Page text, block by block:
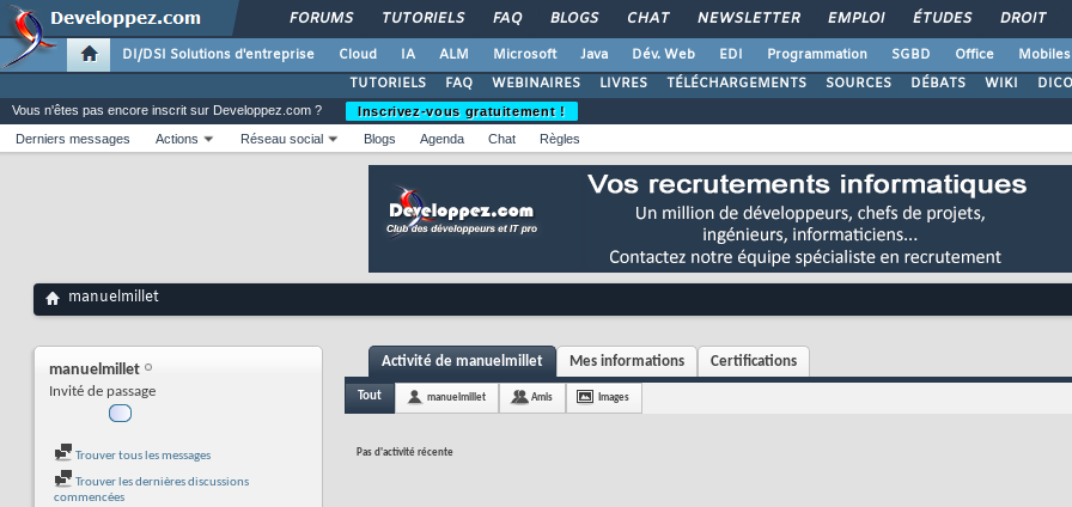
FORUMS TUTORIELS FAQ BLOGS CHAT NEWSLETTER EMPLOI ÉTUDES DROIT
DI/DSI Solutions d'entreprise Cloud IA ALM Microsoft Java Dév. Web EDI Programmation SGBD Office Mobiles
TUTORIELS
FAQ WEBINAIRES LIVRES TÉLÉCHARGEMENTS SOURCES DÉBATS WIKI DICO
Vous n'êtes pas encore inscrit sur Developpez.com ?
Inscrivez-vous gratuitement !
Derniers messages
Actions Réseau social Blogs Agenda Chat Règles
manuelmillet
manuelmillet
Invité de passage
Trouver tous les messages
Trouver les dernières discussions
commencées
Activité de manuelmillet Mes informations Certifications
Tout manuelmillet Amis Images
Pas d'activité récente